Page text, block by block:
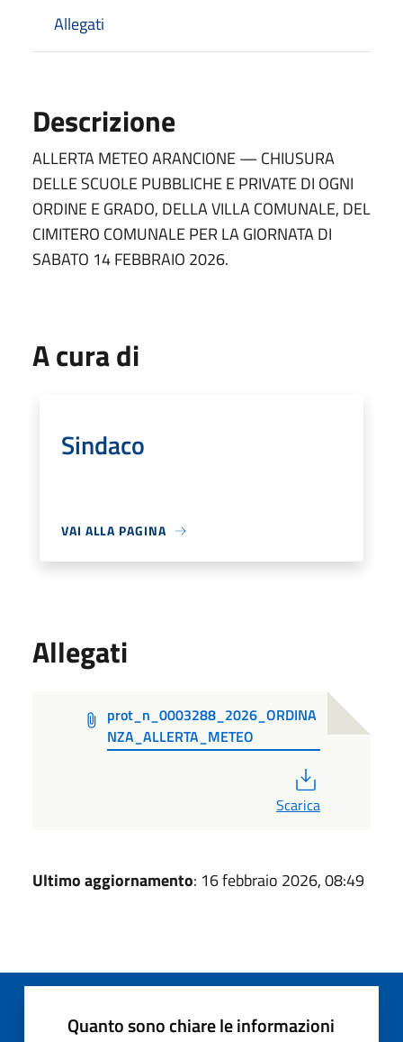
Allegati
Descrizione
ALLERTA METEO ARANCIONE — CHIUSURA
DELLE SCUOLE PUBBLICHE E PRIVATE DI OGNI
ORDINE E GRADO, DELLA VILLA COMUNALE, DEL
CIMITERO COMUNALE PER LA GIORNATA DI
SABATO 14 FEBBRAIO 2026.
A cura di
Sindaco
VAI ALLA PAGINA
Allegati
prot_n_0003288_2026_ORDINA
NZA_ALLERTA_METEO
Scarica
Ultimo aggiornamento: 16 febbraio 2026, 08:49
Quanto sono chiare le informazioni